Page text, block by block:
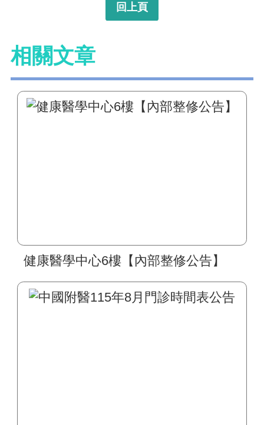
回上頁
相關文章
健康醫學中心6樓【內部整修公告】